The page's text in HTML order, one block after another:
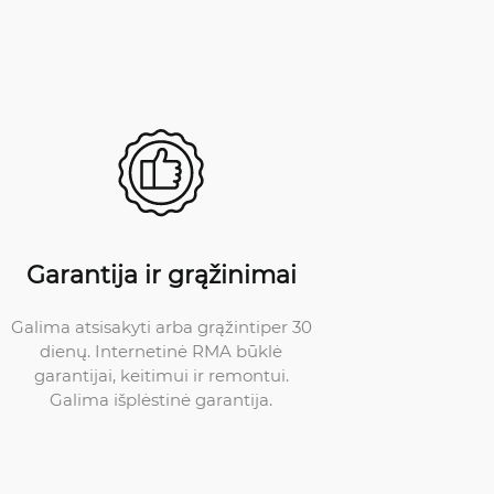
Garantija ir grąžinimai
Galima atsisakyti arba grąžintiper 30
dienų. Internetinė RMA būklė
garantijai, keitimui ir remontui.
Galima išplėstinė garantija.